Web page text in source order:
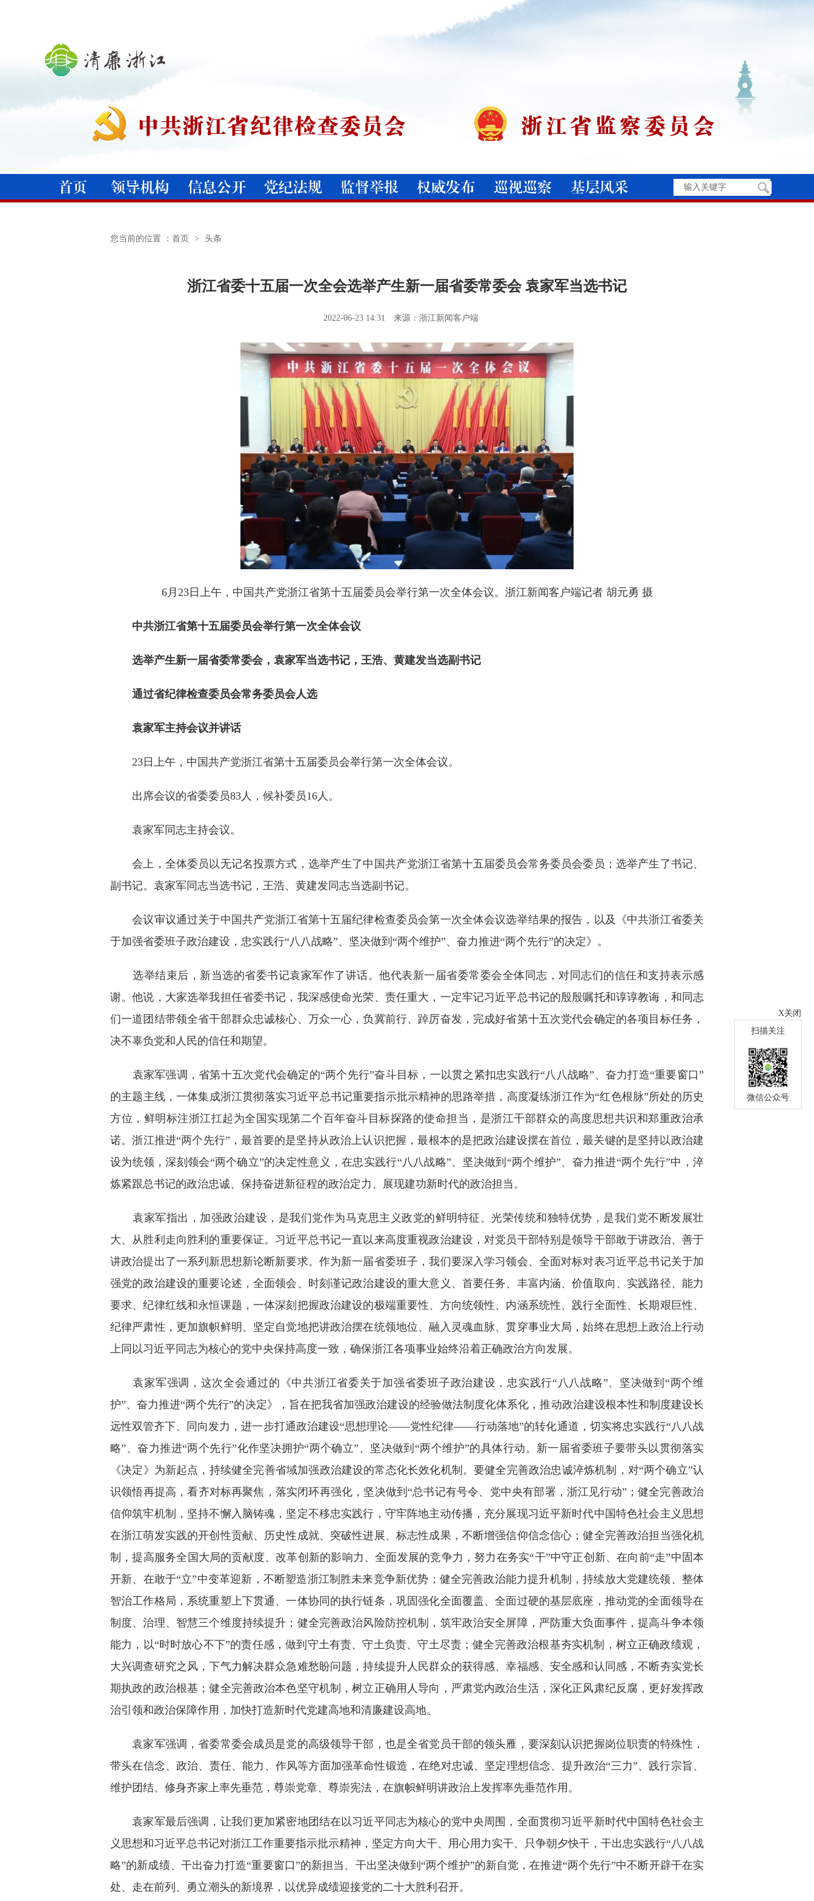
X关闭
扫描关注
微信公众号
您当前的位置 ： 首页 > 头条
浙江省委十五届一次全会选举产生新一届省委常委会 袁家军当选书记
2022-06-23 14:31 来源：浙江新闻客户端
6月23日上午，中国共产党浙江省第十五届委员会举行第一次全体会议。浙江新闻客户端记者 胡元勇 摄
中共浙江省第十五届委员会举行第一次全体会议
选举产生新一届省委常委会，袁家军当选书记，王浩、黄建发当选副书记
通过省纪律检查委员会常务委员会人选
袁家军主持会议并讲话
23日上午，中国共产党浙江省第十五届委员会举行第一次全体会议。
出席会议的省委委员83人，候补委员16人。
袁家军同志主持会议。
会上，全体委员以无记名投票方式，选举产生了中国共产党浙江省第十五届委员会常务委员会委员；选举产生了书记、
副书记。袁家军同志当选书记，王浩、黄建发同志当选副书记。
会议审议通过关于中国共产党浙江省第十五届纪律检查委员会第一次全体会议选举结果的报告，以及《中共浙江省委关
于加强省委班子政治建设，忠实践行“八八战略”、坚决做到“两个维护”、奋力推进“两个先行”的决定》。
选举结束后，新当选的省委书记袁家军作了讲话。他代表新一届省委常委会全体同志，对同志们的信任和支持表示感
谢。他说，大家选举我担任省委书记，我深感使命光荣、责任重大，一定牢记习近平总书记的殷殷嘱托和谆谆教诲，和同志
们一道团结带领全省干部群众忠诚核心、万众一心，负冀前行、踔厉奋发，完成好省第十五次党代会确定的各项目标任务，
决不辜负党和人民的信任和期望。
袁家军强调，省第十五次党代会确定的“两个先行”奋斗目标，一以贯之紧扣忠实践行“八八战略”、奋力打造“重要窗口”
的主题主线，一体集成浙江贯彻落实习近平总书记重要指示批示精神的思路举措，高度凝练浙江作为“红色根脉”所处的历史
方位，鲜明标注浙江扛起为全国实现第二个百年奋斗目标探路的使命担当，是浙江干部群众的高度思想共识和郑重政治承
诺。浙江推进“两个先行”，最首要的是坚持从政治上认识把握，最根本的是把政治建设摆在首位，最关键的是坚持以政治建
设为统领，深刻领会“两个确立”的决定性意义，在忠实践行“八八战略”、坚决做到“两个维护”、奋力推进“两个先行”中，淬
炼紧跟总书记的政治忠诚、保持奋进新征程的政治定力、展现建功新时代的政治担当。
袁家军指出，加强政治建设，是我们党作为马克思主义政党的鲜明特征、光荣传统和独特优势，是我们党不断发展壮
大、从胜利走向胜利的重要保证。习近平总书记一直以来高度重视政治建设，对党员干部特别是领导干部敢于讲政治、善于
讲政治提出了一系列新思想新论断新要求。作为新一届省委班子，我们要深入学习领会、全面对标对表习近平总书记关于加
强党的政治建设的重要论述，全面领会、时刻谨记政治建设的重大意义、首要任务、丰富内涵、价值取向、实践路径、能力
要求、纪律红线和永恒课题，一体深刻把握政治建设的极端重要性、方向统领性、内涵系统性、践行全面性、长期艰巨性、
纪律严肃性，更加旗帜鲜明、坚定自觉地把讲政治摆在统领地位、融入灵魂血脉、贯穿事业大局，始终在思想上政治上行动
上同以习近平同志为核心的党中央保持高度一致，确保浙江各项事业始终沿着正确政治方向发展。
袁家军强调，这次全会通过的《中共浙江省委关于加强省委班子政治建设，忠实践行“八八战略”、坚决做到“两个维
护”、奋力推进“两个先行”的决定》，旨在把我省加强政治建设的经验做法制度化体系化，推动政治建设根本性和制度建设长
远性双管齐下、同向发力，进一步打通政治建设“思想理论——党性纪律——行动落地”的转化通道，切实将忠实践行“八八战
略”、奋力推进“两个先行”化作坚决拥护“两个确立”、坚决做到“两个维护”的具体行动。新一届省委班子要带头以贯彻落实
《决定》为新起点，持续健全完善省域加强政治建设的常态化长效化机制。要健全完善政治忠诚淬炼机制，对“两个确立”认
识领悟再提高，看齐对标再聚焦，落实闭环再强化，坚决做到“总书记有号令、党中央有部署，浙江见行动”；健全完善政治
信仰筑牢机制，坚持不懈入脑铸魂，坚定不移忠实践行，守牢阵地主动传播，充分展现习近平新时代中国特色社会主义思想
在浙江萌发实践的开创性贡献、历史性成就、突破性进展、标志性成果，不断增强信仰信念信心；健全完善政治担当强化机
制，提高服务全国大局的贡献度、改革创新的影响力、全面发展的竞争力，努力在务实“干”中守正创新、在向前“走”中固本
开新、在敢于“立”中变革迎新，不断塑造浙江制胜未来竞争新优势；健全完善政治能力提升机制，持续放大党建统领、整体
智治工作格局，系统重塑上下贯通、一体协同的执行链条，巩固强化全面覆盖、全面过硬的基层底座，推动党的全面领导在
制度、治理、智慧三个维度持续提升；健全完善政治风险防控机制，筑牢政治安全屏障，严防重大负面事件，提高斗争本领
能力，以“时时放心不下”的责任感，做到守土有责、守土负责、守土尽责；健全完善政治根基夯实机制，树立正确政绩观，
大兴调查研究之风，下气力解决群众急难愁盼问题，持续提升人民群众的获得感、幸福感、安全感和认同感，不断夯实党长
期执政的政治根基；健全完善政治本色坚守机制，树立正确用人导向，严肃党内政治生活，深化正风肃纪反腐，更好发挥政
治引领和政治保障作用，加快打造新时代党建高地和清廉建设高地。
袁家军强调，省委常委会成员是党的高级领导干部，也是全省党员干部的领头雁，要深刻认识把握岗位职责的特殊性，
带头在信念、政治、责任、能力、作风等方面加强革命性锻造，在绝对忠诚、坚定理想信念、提升政治“三力”、践行宗旨、
维护团结、修身齐家上率先垂范，尊崇党章、尊崇宪法，在旗帜鲜明讲政治上发挥率先垂范作用。
袁家军最后强调，让我们更加紧密地团结在以习近平同志为核心的党中央周围，全面贯彻习近平新时代中国特色社会主
义思想和习近平总书记对浙江工作重要指示批示精神，坚定方向大干、用心用力实干、只争朝夕快干，干出忠实践行“八八战
略”的新成绩、干出奋力打造“重要窗口”的新担当、干出坚决做到“两个维护”的新自觉，在推进“两个先行”中不断开辟干在实
处、走在前列、勇立潮头的新境界，以优异成绩迎接党的二十大胜利召开。